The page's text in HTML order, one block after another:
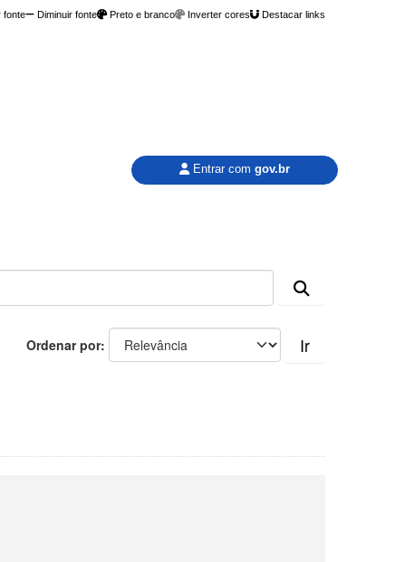
fonte Diminuir fonte Preto e branco Inverter cores Destacar links
Entrar com gov.br
Ordenar por Ir